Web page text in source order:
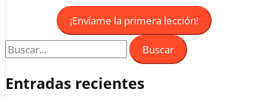
¡Envíame la primera lección!
Entradas recientes